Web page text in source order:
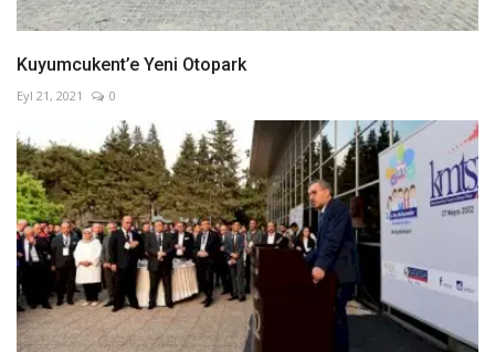
Kuyumcukent’e Yeni Otopark
Eyl 21, 2021 0